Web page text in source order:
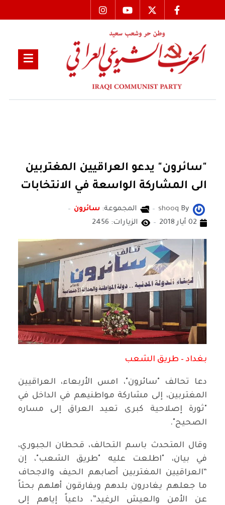
"سائرون" يدعو العراقيين المغتربين
الى المشاركة الواسعة في الانتخابات
By
shooq المجموعة: سائرون
02 أيار 2018
الزيارات: 2456
بغداد – طريق الشعب
دعا تحالف "سائرون"، امس الأربعاء، العراقيين
المغتربين، إلى مشاركة مواطنيهم في الداخل في
"ثورة إصلاحية كبرى تعيد العراق إلى مساره
الصحيح".
وقال المتحدث باسم التحالف، قحطان الجبوري،
في بيان، "اطلعت عليه "طريق الشعب"، إن
“العراقيين المغتربين أصابهم الحيف والاجحاف
ما جعلهم يغادرون بلدهم ويفارقون أهلهم بحثاً
عن الأمن والعيش الرغيد”، داعياً إياهم إلى